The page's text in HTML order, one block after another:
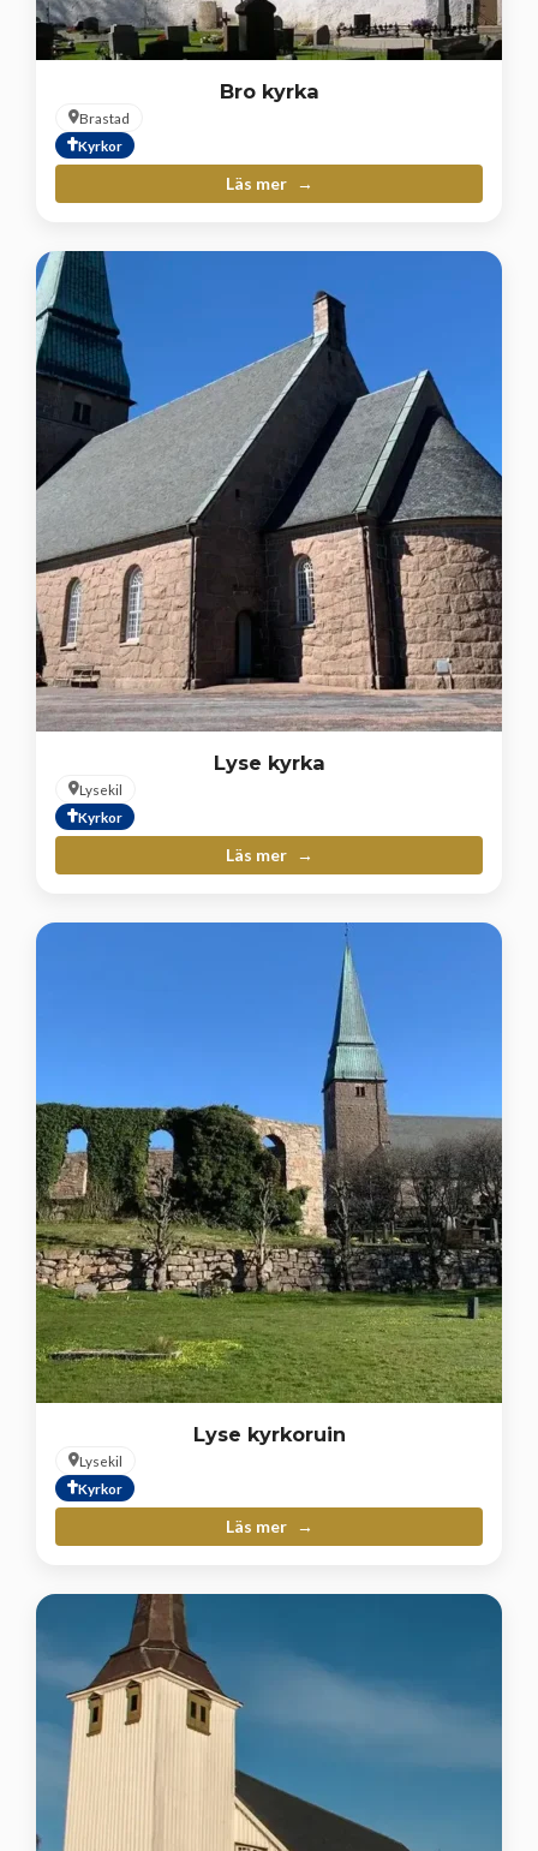
Bro kyrka
Brastad
Kyrkor
Läs mer
Lyse kyrka
Lysekil
Kyrkor
Läs mer
Lyse kyrkoruin
Lysekil
Kyrkor
Läs mer